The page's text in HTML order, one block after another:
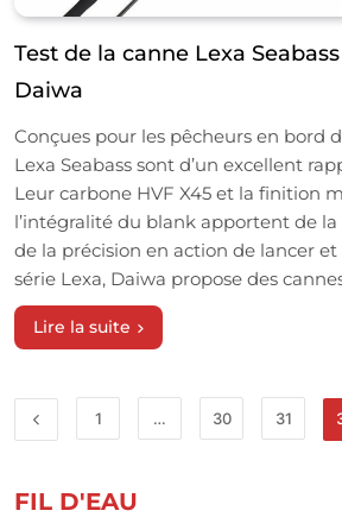
Test de la canne Lexa
Daiwa
Conçues pour les pêcheurs en bord
Lexa Seabass sont d’un excellent
Leur carbone HVF X45 et la finition
l’intégralité du blank apportent de
de la précision en action de lancer et
série Lexa, Daiwa propose des
Lire la suite
1 … 30 31
FIL D'EAU